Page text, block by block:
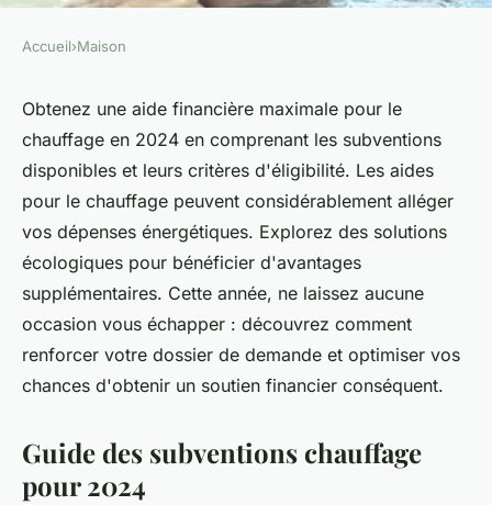
Aide de l'état chauffage :
maximisez vos subventions en
2024
Anna•20 octobre 2024•7 min de lecture
Accueil›Maison
Obtenez une aide financière maximale pour le
chauffage en 2024 en comprenant les subventions
disponibles et leurs critères d'éligibilité. Les aides
pour le chauffage peuvent considérablement alléger
vos dépenses énergétiques. Explorez des solutions
écologiques pour bénéficier d'avantages
supplémentaires. Cette année, ne laissez aucune
occasion vous échapper : découvrez comment
renforcer votre dossier de demande et optimiser vos
chances d'obtenir un soutien financier conséquent.
Guide des subventions chauffage
pour 2024